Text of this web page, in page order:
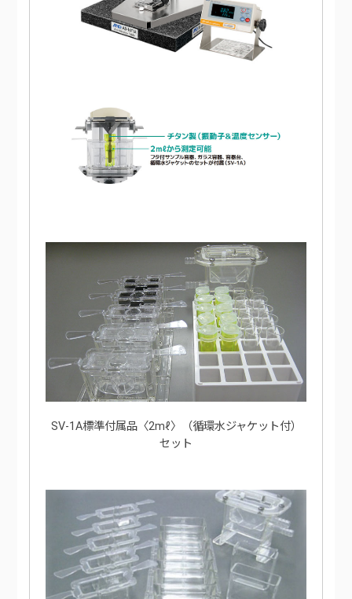
SV-1A標準付属品〈2mℓ〉（循環水ジャケット付）
セット